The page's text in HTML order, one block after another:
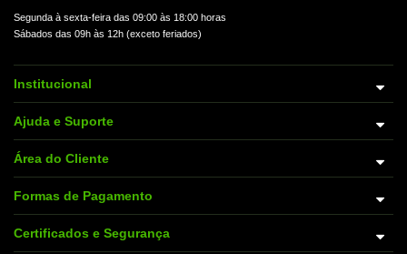
Segunda à sexta-feira das 09:00 às 18:00 horas
Sábados das 09h às 12h (exceto feriados)
Institucional
Ajuda e Suporte
Área do Cliente
Formas de Pagamento
Certificados e Segurança